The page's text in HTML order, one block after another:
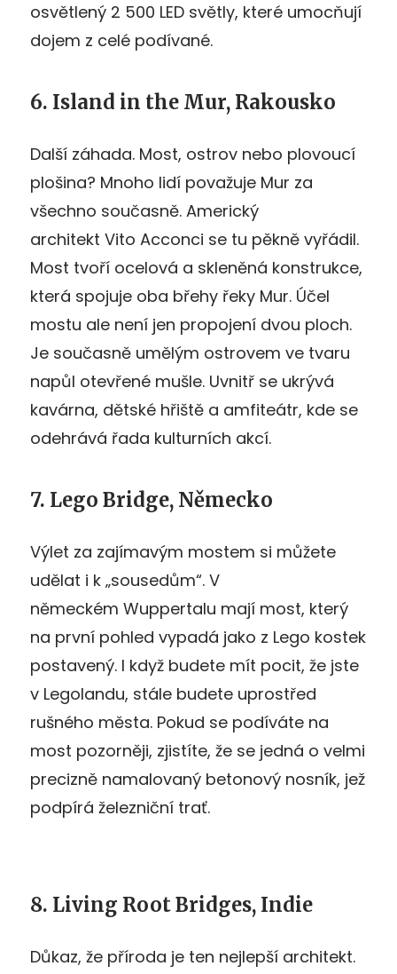
osvětlený 2 500 LED světly, které umocňují
dojem z celé podívané.
6. Island in the Mur, Rakousko
Další záhada. Most, ostrov nebo plovoucí
plošina? Mnoho lidí považuje Mur za
všechno současně. Americký
architekt Vito Acconci se tu pěkně vyřádil.
Most tvoří ocelová a skleněná konstrukce,
která spojuje oba břehy řeky Mur. Účel
mostu ale není jen propojení dvou ploch.
Je současně umělým ostrovem ve tvaru
napůl otevřené mušle. Uvnitř se ukrývá
kavárna, dětské hřiště a amfiteátr, kde se
odehrává řada kulturních akcí.
7. Lego Bridge, Německo
Výlet za zajímavým mostem si můžete
udělat i k „sousedům“. V
německém Wuppertalu mají most, který
na první pohled vypadá jako z Lego kostek
postavený. I když budete mít pocit, že jste
v Legolandu, stále budete uprostřed
rušného města. Pokud se podíváte na
most pozorněji, zjistíte, že se jedná o velmi
precizně namalovaný betonový nosník, jež
podpírá železniční trať.
8. Living Root Bridges, Indie
Důkaz, že příroda je ten nejlepší architekt.